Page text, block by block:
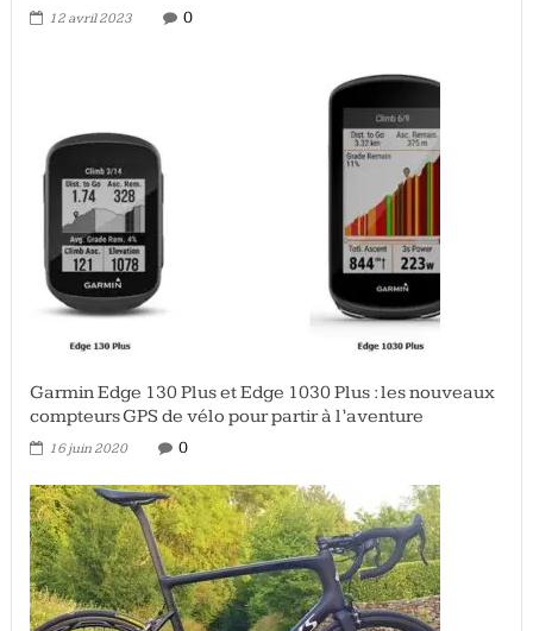
12 avril 2023 0
Garmin Edge 130 Plus et Edge 1030 Plus : les nouveaux
compteurs GPS de vélo pour partir à l’aventure
16 juin 2020 0